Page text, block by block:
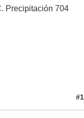
Precipitación 704
#1